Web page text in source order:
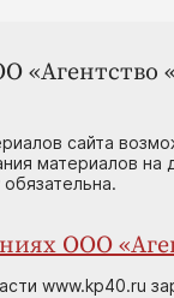
«Агентство
сайта
материалов на
ООО
www.kp40.ru